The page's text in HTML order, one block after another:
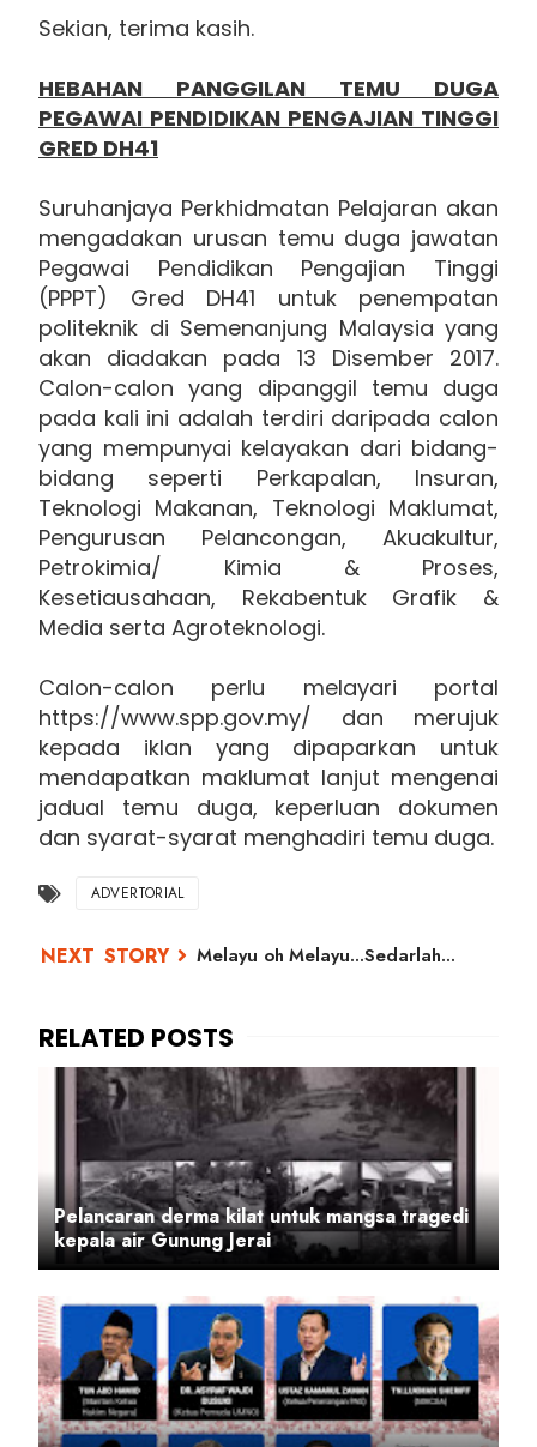
Sekian, terima kasih.
HEBAHAN PANGGILAN TEMU DUGA
PEGAWAI PENDIDIKAN PENGAJIAN TINGGI
GRED DH41
Suruhanjaya Perkhidmatan Pelajaran akan
mengadakan urusan temu duga jawatan
Pegawai Pendidikan Pengajian Tinggi
(PPPT) Gred DH41 untuk penempatan
politeknik di Semenanjung Malaysia yang
akan diadakan pada 13 Disember 2017.
Calon-calon yang dipanggil temu duga
pada kali ini adalah terdiri daripada calon
yang mempunyai kelayakan dari bidang-
bidang seperti Perkapalan, Insuran,
Teknologi Makanan, Teknologi Maklumat,
Pengurusan Pelancongan, Akuakultur,
Petrokimia/ Kimia & Proses,
Kesetiausahaan, Rekabentuk Grafik &
Media serta Agroteknologi.
Calon-calon perlu melayari portal
https://www.spp.gov.my/ dan merujuk
kepada iklan yang dipaparkan untuk
mendapatkan maklumat lanjut mengenai
jadual temu duga, keperluan dokumen
dan syarat-syarat menghadiri temu duga.
ADVERTORIAL
Melayu oh Melayu...Sedarlah...
Pelancaran derma kilat untuk mangsa tragedi
kepala air Gunung Jerai